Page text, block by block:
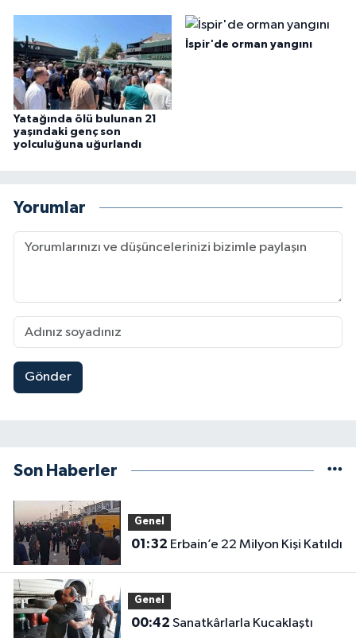
Yatağında ölü bulunan 21
yaşındaki genç son
yolculuğuna uğurlandı
İspir'de orman yangını
Yorumlar
Gönder
Son Haberler
Genel
01:32 Erbain’e 22 Milyon Kişi Katıldı
Genel
00:42 Sanatkârlarla Kucaklaştı